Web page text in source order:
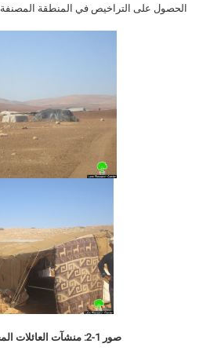
الحصول على التراخيص في المنطقة المصنفة C من اتفاق أوسلو.
صور 1-2: منشآت العائلات المخطرة بوقف البناء